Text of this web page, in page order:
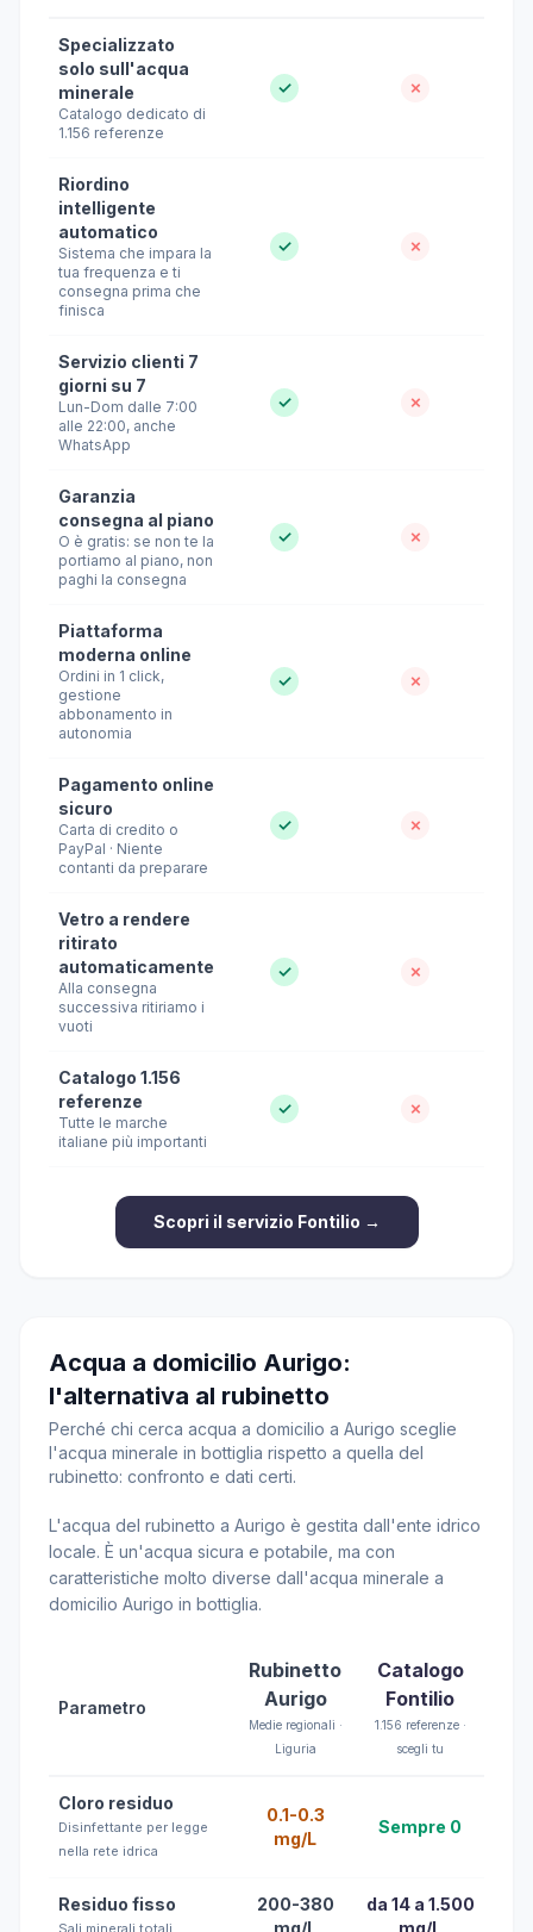
Specializzato
solo sull'acqua
minerale
Catalogo dedicato di
1.156 referenze
✓ ✗
Riordino
intelligente
automatico
Sistema che impara la
tua frequenza e ti
consegna prima che
finisca
✓ ✗
Servizio clienti 7
giorni su 7
Lun-Dom dalle 7:00
alle 22:00, anche
WhatsApp
✓ ✗
Garanzia
consegna al piano
O è gratis: se non te la
portiamo al piano, non
paghi la consegna
✓ ✗
Piattaforma
moderna online
Ordini in 1 click,
gestione
abbonamento in
autonomia
✓ ✗
Pagamento online
sicuro
Carta di credito o
PayPal · Niente
contanti da preparare
✓ ✗
Vetro a rendere
ritirato
automaticamente
Alla consegna
successiva ritiriamo i
vuoti
✓ ✗
Catalogo 1.156
referenze
Tutte le marche
italiane più importanti
✓ ✗
Scopri il servizio Fontilio →
Acqua a domicilio Aurigo:
l'alternativa al rubinetto
Perché chi cerca acqua a domicilio a Aurigo sceglie
l'acqua minerale in bottiglia rispetto a quella del
rubinetto: confronto e dati certi.
L'acqua del rubinetto a Aurigo è gestita dall'ente idrico
locale. È un'acqua sicura e potabile, ma con
caratteristiche molto diverse dall'acqua minerale a
domicilio Aurigo in bottiglia.
Parametro
Rubinetto
Aurigo
Medie regionali ·
Liguria
Catalogo
Fontilio
1.156 referenze ·
scegli tu
Cloro residuo
Disinfettante per legge
nella rete idrica
0.1-0.3
mg/L
Sempre 0
Residuo fisso
Sali minerali totali
200-380
mg/L
da 14 a 1.500
mg/L